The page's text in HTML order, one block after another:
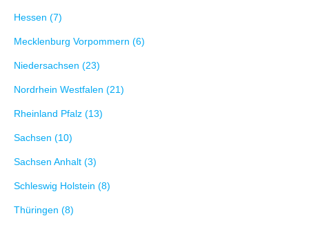
Hessen (7)
Mecklenburg Vorpommern (6)
Niedersachsen (23)
Nordrhein Westfalen (21)
Rheinland Pfalz (13)
Sachsen (10)
Sachsen Anhalt (3)
Schleswig Holstein (8)
Thüringen (8)